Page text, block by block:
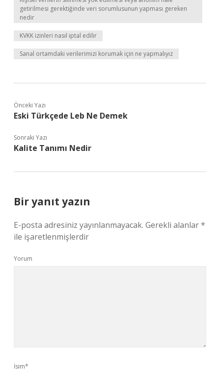
getirilmesi gerektiğinde veri sorumlusunun yapması gereken
nedir
KVKK izinleri nasıl iptal edilir
Sanal ortamdaki verilerimizi korumak için ne yapmalıyız
Önceki Yazı
Eski Türkçede Leb Ne Demek
Sonraki Yazı
Kalite Tanımı Nedir
Bir yanıt yazın
E-posta adresiniz yayınlanmayacak. Gerekli alanlar*
ile işaretlenmişlerdir
Yorum
İsim*